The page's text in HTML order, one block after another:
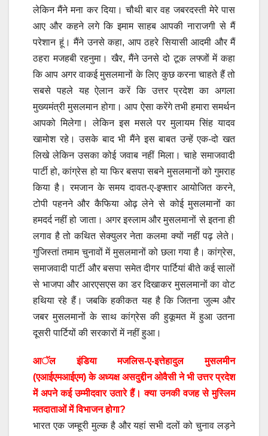
लेकिन मैंने मना कर दिया। चौथी बार वह जबरदस्ती मेरे पास
आए और कहने लगे कि इमाम साहब आपकी नाराजगी से मैं
परेशान हूं। मैंने उनसे कहा, आप ठहरे सियासी आदमी और मैं
ठहरा मजहबी रहनुमा। खैर, मैंने उनसे दो टूक लफ्जों में कहा
कि आप अगर वाकई मुसलमानों के लिए कुछ करना चाहते हैं तो
सबसे पहले यह ऐलान करें कि उत्तर प्रदेश का अगला
मुख्यमंत्री मुसलमान होगा। आप ऐसा करेंगे तभी हमारा समर्थन
आपको मिलेगा। लेकिन इस मसले पर मुलायम सिंह यादव
खामोश रहे। उसके बाद भी मैंने इस बाबत उन्हें एक-दो खत
लिखे लेकिन उसका कोई जवाब नहीं मिला। चाहे समाजवादी
पार्टी हो, कांग्रेस हो या फिर बसपा सबने मुसलमानों को गुमराह
किया है। रमजान के समय दावत-ए-इफ्तार आयोजित करने,
टोपी पहनने और कैफिया ओढ़ लेने से कोई मुसलमानों का
हमदर्द नहीं हो जाता। अगर इस्लाम और मुसलमानों से इतना ही
लगाव है तो कथित सेक्युलर नेता कलमा क्यों नहीं पढ़ लेते।
गुजिस्तां तमाम चुनावों में मुसलमानों को छला गया है। कांग्रेस,
समाजवादी पार्टी और बसपा समेत दीगर पार्टियां बीते कई सालों
से भाजपा और आरएसएस का डर दिखाकर मुसलमानों का वोट
हथिया रहे हैं। जबकि हकीकत यह है कि जितना जुल्म और
जबर मुसलमानों के साथ कांग्रेस की हुकूमत में हुआ उतना
दूसरी पार्टियों की सरकारों में नहीं हुआ।
आॅल इंडिया मजलिस-ए-इत्तेहादुल मुसलमीन
(एआईएमआईएम) के अध्यक्ष असदुद्दीन ओवैसी ने भी उत्तर प्रदेश
में अपने कई उम्मीदवार उतारे हैं। क्या उनकी वजह से मुस्लिम
मतदाताओं में विभाजन होगा?
भारत एक जम्हूरी मुल्क है और यहां सभी दलों को चुनाव लड़ने